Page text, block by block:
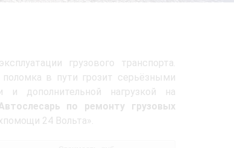
грузового транспорта.
в пути грозит серьёзными
дополнительной нагрузкой на
по ремонту грузовых
24 Вольта».